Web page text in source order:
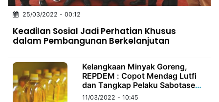
NTB
Time
IDN
Jogja
Rakyat
News
Notice
Baru
Follow
Kabarbaru
25/03/2022 - 00:12
Keadilan Sosial Jadi Perhatian Khusus
dalam Pembangunan Berkelanjutan
Kelangkaan Minyak Goreng,
REPDEM : Copot Mendag Lutfi
dan Tangkap Pelaku Sabotase
Bahan Pokok!
11/03/2022 - 10:45